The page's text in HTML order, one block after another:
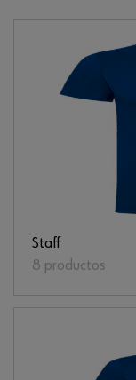
Staff
8 productos